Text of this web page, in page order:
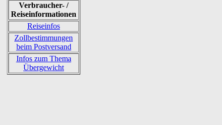
Verbraucher- /
Reiseinformationen
Reiseinfos
Zollbestimmungen
beim Postversand
Infos zum Thema
Übergewicht